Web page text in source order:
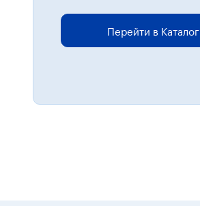
Перейти в Каталог